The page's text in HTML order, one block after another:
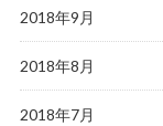
2018年9月
2018年8月
2018年7月